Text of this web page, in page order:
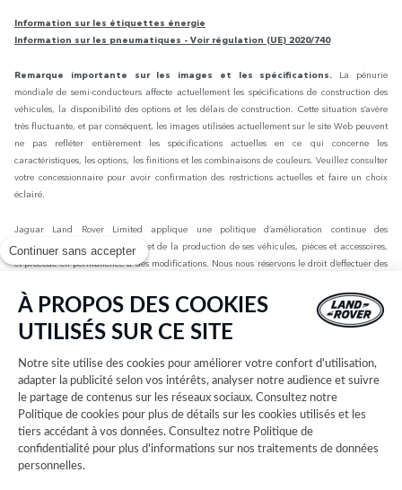
Continuer sans accepter
À PROPOS DES COOKIES
UTILISÉS SUR CE SITE
Notre site utilise des cookies pour améliorer votre confort d'utilisation,
adapter la publicité selon vos intérêts, analyser notre audience et suivre
le partage de contenus sur les réseaux sociaux. Consultez notre
Politique de cookies pour plus de détails sur les cookies utilisés et les
tiers accédant à vos données. Consultez notre Politique de
confidentialité pour plus d'informations sur nos traitements de données
personnelles.
Information sur les étiquettes énergie
Information sur les pneumatiques - Voir régulation (UE) 2020/740
Remarque importante sur les images et les spécifications.
La pénurie
mondiale de semi-conducteurs affecte actuellement les spécifications de construction des
véhicules, la disponibilité des options et les délais de construction. Cette situation s’avère
très fluctuante, et par conséquent, les images utilisées actuellement sur le site Web peuvent
ne pas refléter entièrement les spécifications actuelles en ce qui concerne les
caractéristiques, les options, les finitions et les combinaisons de couleurs. Veuillez consulter
votre concessionnaire pour avoir confirmation des restrictions actuelles et faire un choix
éclairé.
Jaguar Land Rover Limited applique une politique d’amélioration continue des
spécifications, de la conception et de la production de ses véhicules, pièces et accessoires,
et procède en permanence à des modifications. Nous nous réservons le droit d’effectuer des
présentées sur ce site Web sont basées sur les spécifications européennes. Elles peuvent
varier selon le marché et être modifiées sans préavis. Certains des véhicules présents sont
dotés d’équipements en option ou d’accessoires installés par le concessionnaire qui peuvent
pour connaître les disponibilités et les tarifs.
Les chiffres fournis sont issus des tests officiels menés par le fabricant conformément à la
législation européenne en vigueur avec une batterie complètement chargée. Depuis le 1er
septembre 2018, les véhicules légers neufs sont réceptionnés en Europe sur la base de la
procédure d'essai harmonisée pour les véhicules légers (WLTP), procédure d'essai
permettant de mesurer la consommation de carburant et les émissions de CO2, plus